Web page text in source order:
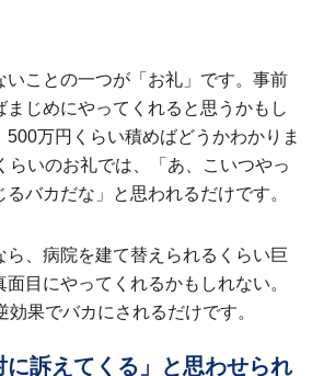
いことの一つが「お礼」です。事前
まじめにやってくれると思うかもし
万円くらい積めばどうかわかりま
らいのお礼では、「あ、こいつやっ
バカだな」と思われるだけです。
ら、病院を建て替えられるくらい巨
目にやってくれるかもしれない。
果でバカにされるだけです。
に訴えてくる」と思わせられ